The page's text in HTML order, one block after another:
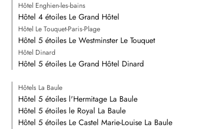
Hôtel Enghien-les-bains
Hôtel 4 étoiles Le Grand Hôtel
Hôtel Le Touquet-Paris-Plage
Hôtel 5 étoiles Le Westminster Le Touquet
Hôtel Dinard
Hôtel 5 étoiles Le Grand Hôtel Dinard
Hôtels La Baule
Hôtel 5 étoiles l'Hermitage La Baule
Hôtel 5 étoiles le Royal La Baule
Hôtel 5 étoiles Le Castel Marie-Louise La Baule